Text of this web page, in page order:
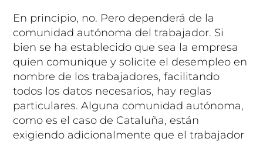
En principio, no. Pero dependerá de la
comunidad autónoma del trabajador. Si
bien se ha establecido que sea la empresa
quien comunique y solicite el desempleo en
nombre de los trabajadores, facilitando
todos los datos necesarios, hay reglas
particulares. Alguna comunidad autónoma,
como es el caso de Cataluña, están
exigiendo adicionalmente que el trabajador